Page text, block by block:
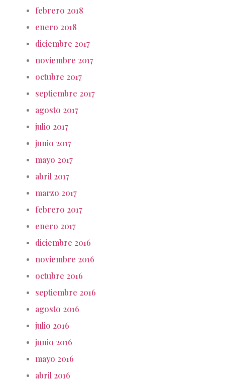
febrero 2018
enero 2018
diciembre 2017
noviembre 2017
octubre 2017
septiembre 2017
agosto 2017
julio 2017
junio 2017
mayo 2017
abril 2017
marzo 2017
febrero 2017
enero 2017
diciembre 2016
noviembre 2016
octubre 2016
septiembre 2016
agosto 2016
julio 2016
junio 2016
mayo 2016
abril 2016